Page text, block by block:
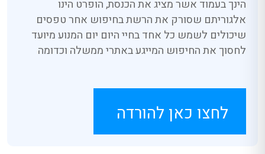
הינך בעמוד אשר מציג את הכנסת, הופרט הינו
אלגוריתם שסורק את הרשת בחיפוש אחר טפסים
שיכולים לשמש כל אחד בחיי היום יום המנוע מיועד
לחסוך את החיפוש המייגע באתרי ממשלה וכדומה
לחצו כאן להורדה